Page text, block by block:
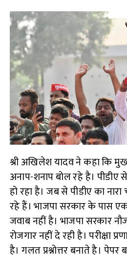
श्री अखिलेश यादव ने कहा कि
अनाप-शनाप बोल रहे है। पीडीए
हो रहा है। जब से पीडीए का
रहे हैं। भाजपा सरकार के पास
जवाब नहीं है। भाजपा सरकार
रोजगार नहीं दे रही है। परीक्षा
है। गलत प्रश्नोत्तर बनाते है।